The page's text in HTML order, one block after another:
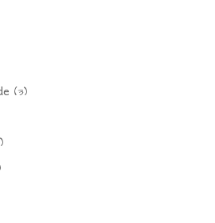
(3)